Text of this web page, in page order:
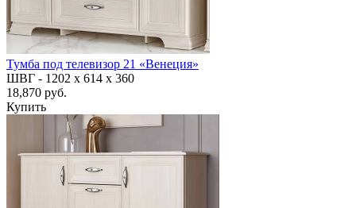
Тумба под телевизор 21 «Венеция»
ШВГ - 1202 х 614 х 360
18,870 руб.
Купить